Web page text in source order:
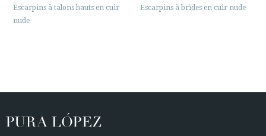
Escarpins à talons hauts en cuir
nude
Escarpins à brides en cuir nude